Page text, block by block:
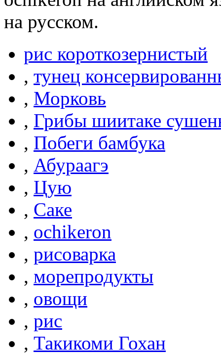
на русском.
рис короткозернистый
, тунец
, Морковь
, Грибы шиитаке
, Побеги бамбука
, Абураагэ
, Цую
, Саке
, ochikeron
, рисоварка
, морепродукты
, овощи
, рис
, Такикоми Гохан